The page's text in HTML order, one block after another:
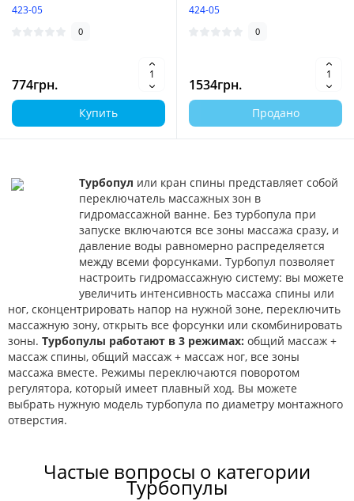
423-05
0
774грн.
Купить
424-05
0
1534грн.
Продано
Турбопул или кран спины представляет собой
переключатель массажных зон в
гидромассажной ванне. Без турбопула при
запуске включаются все зоны массажа сразу, и
давление воды равномерно распределяется
между всеми форсунками. Турбопул позволяет
настроить гидромассажную систему: вы можете
увеличить интенсивность массажа спины или
ног, сконцентрировать напор на нужной зоне, переключить
массажную зону, открыть все форсунки или скомбинировать
зоны. Турбопулы работают в 3 режимах: общий массаж +
массаж спины, общий массаж + массаж ног, все зоны
массажа вместе. Режимы переключаются поворотом
регулятора, который имеет плавный ход. Вы можете
выбрать нужную модель турбопула по диаметру монтажного
отверстия.
Частые вопросы о категории
Турбопулы